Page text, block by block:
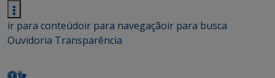
ir para conteúdoir para navegaçãoir para busca
Ouvidoria Transparência